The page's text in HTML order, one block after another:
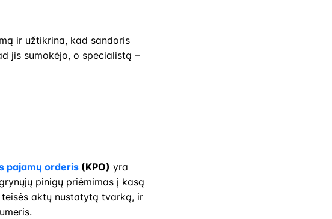
ir užtikrina, kad sandoris
jis sumokėjo, o specialistą –
pajamų orderis (KPO) yra
pinigų priėmimas į kasą
aktų nustatytą tvarką, ir